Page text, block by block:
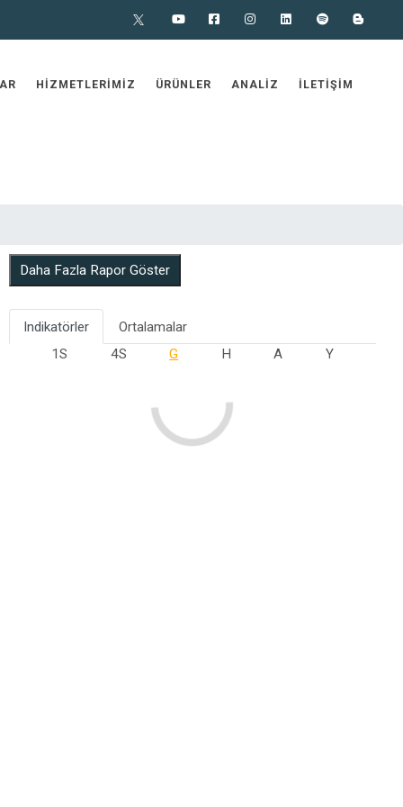
X Youtube FacebookInstagramLinkedinSpotify
HIZMETLERIMIZ ÜRÜNLER ANALIZ İLETIŞIM
Daha Fazla Rapor Göster
Indikatörler
Ortalamalar
1S
4S G H A Y